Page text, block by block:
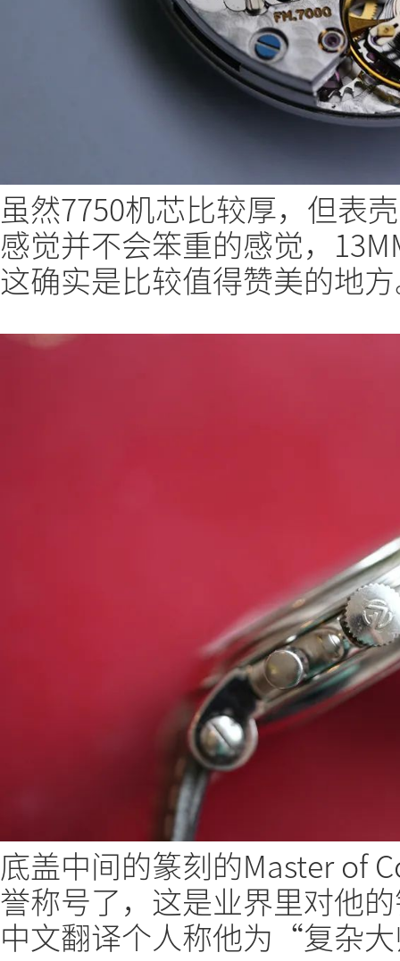
虽然7750机芯比较厚，但表
感觉并不会笨重的感觉，
这确实是比较值得赞美的地
底盖中间的篆刻的Master of
誉称号了，这是业界里对他
中文翻译个人称他为“复杂